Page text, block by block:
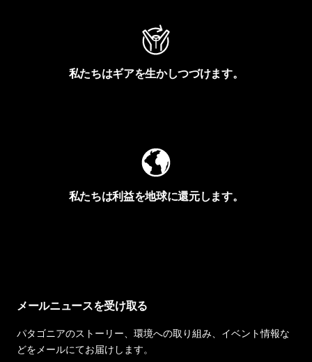
私たちはギアを生かしつづけます。
私たちは利益を地球に還元します。
メールニュースを受け取る
パタゴニアのストーリー、環境への取り組み、イベント情報な
どをメールにてお届けします。